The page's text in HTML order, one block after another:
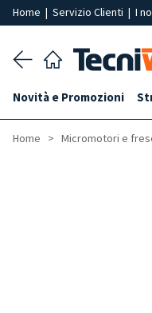
Home | Servizio Clienti | I
Novità e Promozioni
Home Micromotori e